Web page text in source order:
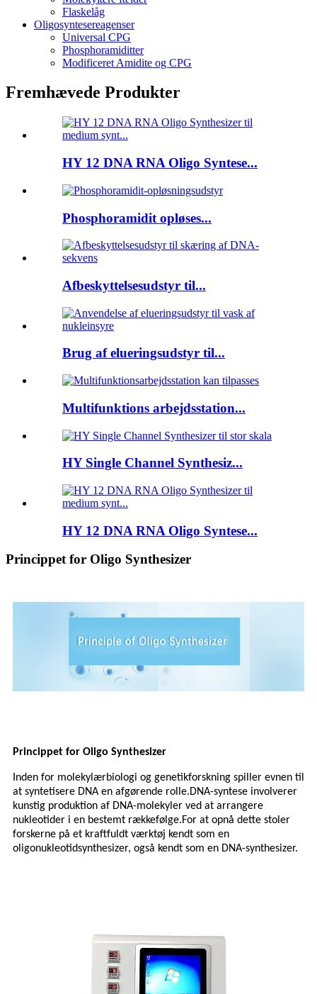
Flaskelåg
Oligosyntesereagenser
Universal CPG
Phosphoramiditter
Modificeret Amidite og CPG
Fremhævede Produkter
HY 12 DNA RNA Oligo Syntese...
Phosphoramidit opløses...
Afbeskyttelsesudstyr til...
Brug af elueringsudstyr til...
Multifunktions arbejdsstation...
HY Single Channel Synthesiz...
HY 12 DNA RNA Oligo Syntese...
Princippet for Oligo Synthesizer
Princippet for Oligo Synthesizer
Inden for molekylærbiologi og genetikforskning spiller evnen til
at syntetisere DNA en afgørende rolle.DNA-syntese involverer
kunstig produktion af DNA-molekyler ved at arrangere
nukleotider i en bestemt rækkefølge.For at opnå dette stoler
forskerne på et kraftfuldt værktøj kendt som en
oligonukleotidsynthesizer, også kendt som en DNA-synthesizer.